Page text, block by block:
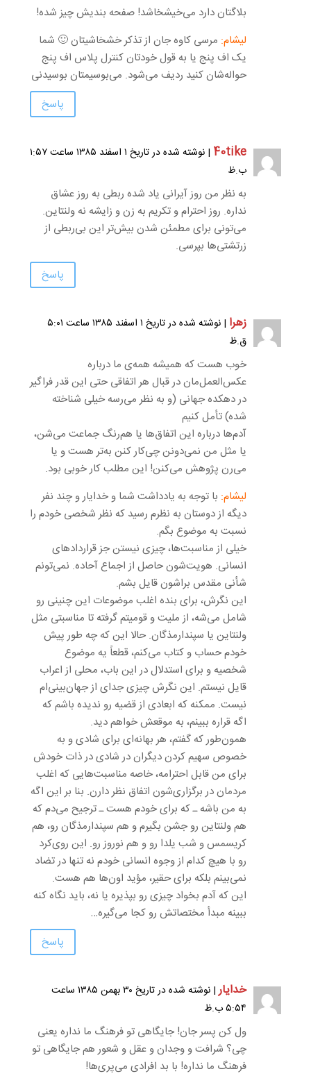
بلاگتان دارد می‌خیشخاشد! صفحه بندیش چیز شده!
لیشام: مرسی کاوه جان از تذکر خشخاشیتان 🙂 شما
یک اف پنج یا به قول خودتان کنترل پلاس اف پنج
حواله‌شان کنید ردیف می‌شود. می‌بوسیمتان بوسیدنی
پاسخ
40tike
| نوشته شده در تاریخ ۱ اسفند ۱۳۸۵ ساعت ۱:۵۷
ب.ظ
به نظر من روز آیرانی یاد شده ربطی به روز عشاق
نداره. روز احترام و تکریم به زن و زایشه نه ولنتاین.
می‌تونی برای مطمئن شدن بیش‌تر این بی‌ربطی از
زرتشتی‌ها بپرسی.
پاسخ
زهرا
| نوشته شده در تاریخ ۱ اسفند ۱۳۸۵ ساعت ۵:۰۱
ق.ظ
خوب هست که همیشه همه‌ی ما درباره
عکس‌العمل‌مان در قبال هر اتفاقی حتی این قدر فراگیر
در دهکده جهانی (و به نظر می‌رسه خیلی شناخته
شده) تأمل کنیم
آدم‌ها درباره این اتفاق‌ها یا هم‌رنگ جماعت می‌شن،
یا مثل من نمی‌دونن چی‌کار کنن به‌تر هست و یا
می‌رن پژوهش می‌کنن! این مطلب کار خوبی بود.
لیشام: با توجه به یادداشت شما و خدایار و چند نفر
دیگه از دوستان به نظرم رسید که نظر شخصی خودم را
نسبت به موضوع بگم.
خیلی از مناسبت‌ها، چیزی نیستن جز قراردادهای
انسانی. هویت‌شون حاصل از اجماع آحاده. نمی‌تونم
شأنی مقدس براشون قایل بشم.
این نگرش، برای بنده اغلب موضوعات این چنینی رو
شامل می‌شه، از ملیت و قومیتم گرفته تا مناسبتی مثل
ولنتاین یا سپندارمذگان. حالا این که چه طور پیش
خودم حساب و کتاب می‌کنم، قطعاً یه موضوع
شخصیه و برای استدلال در این باب، محلی از اعراب
قایل نیستم. این نگرش چیزی جدای از جهان‌بینی‌ام
نیست. ممکنه که ابعادی از قضیه رو ندیده باشم که
اگه قراره ببینم، به موقعش خواهم دید.
همون‌طور که گفتم، هر بهانه‌ای برای شادی و به
خصوص سهیم کردن دیگران در شادی در ذات خودش
برای من قابل احترامه، خاصه مناسبت‌هایی که اغلب
مردمان در برگزاری‌شون اتفاق نظر دارن. بنا بر این اگه
به من باشه ـ که برای خودم هست ـ ترجیح می‌دم که
هم ولنتاین رو جشن بگیرم و هم سپندارمذگان رو، هم
کریسمس و شب یلدا رو و هم نوروز رو. این روی‌کرد
رو با هیچ کدام از وجوه انسانی خودم نه تنها در تضاد
نمی‌بینم بلکه برای حقیر، مؤید اون‌ها هم هست.
این که آدم بخواد چیزی رو بپذیره یا نه، باید نگاه کنه
ببینه مبدأ مختصاتش رو کجا می‌گیره…
پاسخ
خدایار
| نوشته شده در تاریخ ۳۰ بهمن ۱۳۸۵ ساعت
۵:۵۴ ب.ظ
ول کن پسر جان! جایگاهی تو فرهنگ ما نداره یعنی
چی؟ شرافت و وجدان و عقل و شعور هم جایگاهی تو
فرهنگ ما نداره! با بد افرادی می‌پری‌ها!